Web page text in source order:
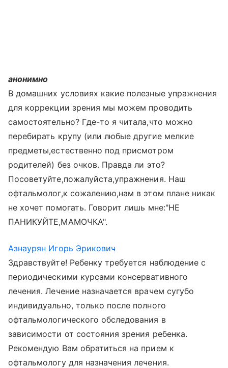
анонимно
В домашних условиях какие полезные упражнения
для коррекции зрения мы можем проводить
самостоятельно? Где-то я читала,что можно
перебирать крупу (или любые другие мелкие
предметы,естественно под присмотром
родителей) без очков. Правда ли это?
Посоветуйте,пожалуйста,упражнения. Наш
офтальмолог,к сожалению,нам в этом плане никак
не хочет помогать. Говорит лишь мне:"НЕ
ПАНИКУЙТЕ,МАМОЧКА".
Азнаурян Игорь Эрикович
Здравствуйте! Ребенку требуется наблюдение с
периодическими курсами консервативного
лечения. Лечение назначается врачем сугубо
индивидуально, только после полного
офтальмологического обследования в
зависимости от состояния зрения ребенка.
Рекомендую Вам обратиться на прием к
офтальмологу для назначения лечения.